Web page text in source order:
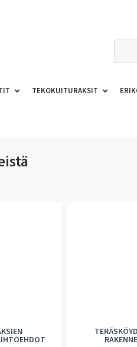
TEKOKUITURAKSIT
RAKENNE